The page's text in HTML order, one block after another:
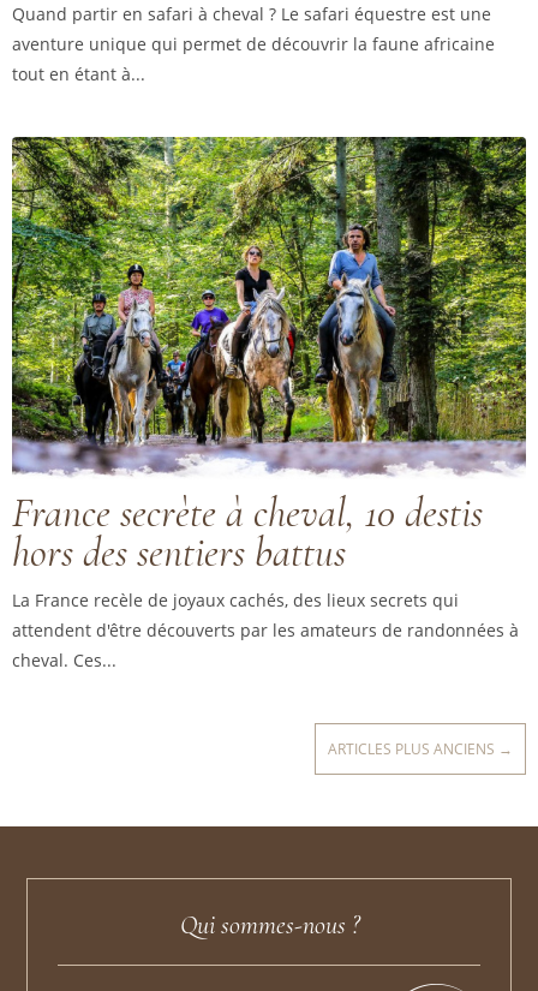
Quand partir en safari à cheval ? Le safari équestre est une
aventure unique qui permet de découvrir la faune africaine
tout en étant à...
France secrète à cheval, 10 destis
hors des sentiers battus
La France recèle de joyaux cachés, des lieux secrets qui
attendent d'être découverts par les amateurs de randonnées à
cheval. Ces...
ARTICLES PLUS ANCIENS →
Qui sommes-nous ?